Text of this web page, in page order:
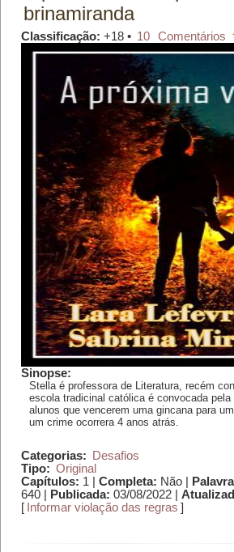
brinamiranda
Classificação: +18 • 10 Comentários
Sinopse:
Stella é professora de Literatura, recém
escola tradicinal católica é convocada pela
alunos que vencerem uma gincana para
um crime ocorrera 4 anos atrás.
Categorias:
Desafios
Tipo: Original
Capítulos: 1 | Completa: Não |
640 |
Publicada: 03/08/2022 |
[ Informar violação das regras ]